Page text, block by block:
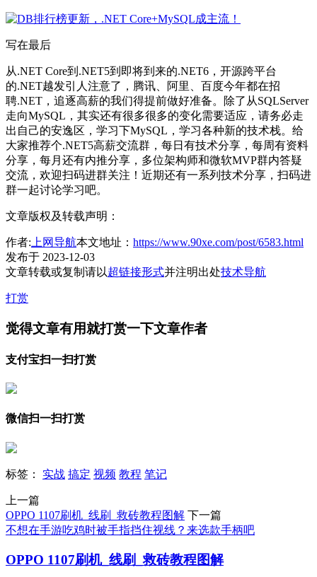
写在最后
从.NET Core到.NET5到即将到来的.NET6，开源跨平台
的.NET越发引人注意了，腾讯、阿里、百度今年都在招
聘.NET，追逐高薪的我们得提前做好准备。除了从SQLServer
走向MySQL，其实还有很多很多的变化需要适应，请务必走
出自己的安逸区，学习下MySQL，学习各种新的技术栈。给
大家推荐个.NET5高薪交流群，每日有技术分享，每周有资料
分享，每月还有内推分享，多位架构师和微软MVP群内答疑
交流，欢迎扫码进群关注！近期还有一系列技术分享，扫码进
群一起讨论学习吧。
文章版权及转载声明：
作者: 上网导航本文地址： https://www.90xe.com/post/6583.html
发布于 2023-12-03
文章转载或复制请以超链接形式并注明出处技术导航
打赏
觉得文章有用就打赏一下文章作者
支付宝扫一扫打赏
微信扫一扫打赏
标签： 实战 搞定 视频 教程 笔记
上一篇
OPPO 1107刷机_线刷_救砖教程图解 下一篇
不想在手游吃鸡时被手指挡住视线？来选款手柄吧
OPPO 1107刷机_线刷_救砖教程图解